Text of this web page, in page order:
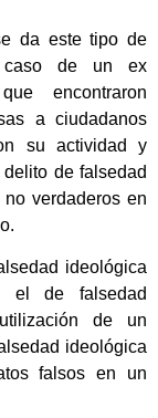
da este tipo de
caso de un ex
encontraron
a ciudadanos
su actividad y
de falsedad
verdaderos en
ideológica
el de falsedad
de un
ideológica
falsos en un